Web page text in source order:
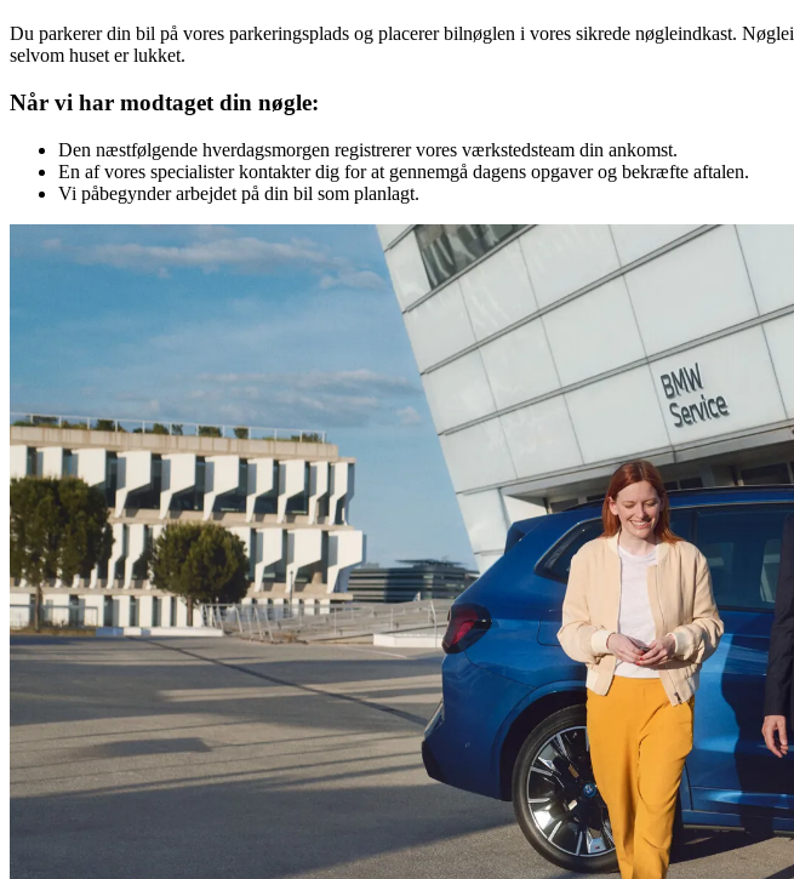
Du parkerer din bil på vores parkeringsplads og placerer bilnøglen i vores sikrede nøgleindkast.
selvom huset er lukket.
Når vi har modtaget din nøgle:
Den næstfølgende hverdagsmorgen registrerer vores værkstedsteam din ankomst.
En af vores specialister kontakter dig for at gennemgå dagens opgaver og bekræfte aftalen.
Vi påbegynder arbejdet på din bil som planlagt.